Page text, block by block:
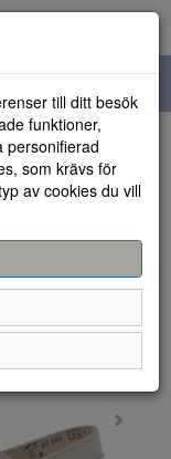
till ditt besök
funktioner,
personifierad
som krävs för
av cookies du vill